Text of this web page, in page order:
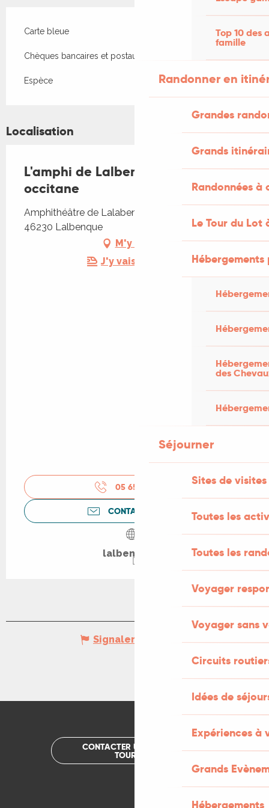
Top 10 des
famille
Randonner en
Grandes
Grands
Randonnées
Le Tour du Lot
des
Séjourner
Sites de visites
Toutes les
Toutes les
Voyager
Voyager sans
Circuits
Idées de
Expériences à
Grands
Hébergements
Carte bleue
Chèques bancaires et postaux
Espèce
Localisation
L'amphi de Lalbenque : musique
occitane
Amphithéâtre de Lalabenque, 51 rue du sol,
46230 Lalbenque
M'y rendre
J'y vais en train !
05 65 31 61
CONTACTEZ-NOUS
lalbenque.fr
Signaler une erreur
CONTACTER UN OFFICE DE
TOURISME